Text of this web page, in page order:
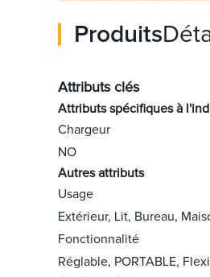
Produits
Attributs clés
Attributs spécifiques à
Chargeur
NO
Autres attributs
Usage
Extérieur, Lit, Bureau,
Fonctionnalité
Réglable, PORTABLE,